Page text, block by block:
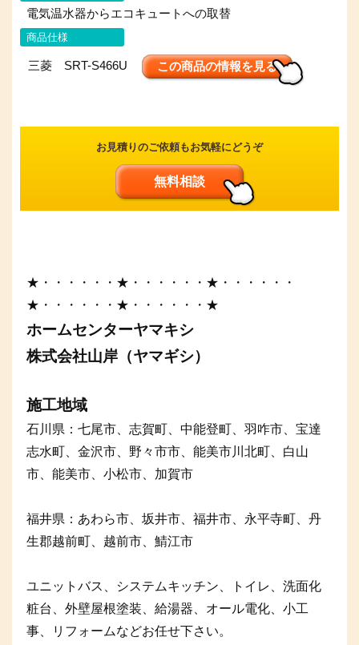
電気温水器からエコキュートへの取替
商品仕様
三菱 SRT-S466U この商品の情報を見る
お見積りのご依頼もお気軽にどうぞ
無料相談
★・・・・・・★・・・・・・★・・・・・・
★・・・・・・★・・・・・・★
ホームセンターヤマキシ
株式会社山岸（ヤマギシ）
施工地域
石川県：七尾市、志賀町、中能登町、羽咋市、宝達
志水町、金沢市、野々市市、能美市川北町、白山
市、能美市、小松市、加賀市
福井県：あわら市、坂井市、福井市、永平寺町、丹
生郡越前町、越前市、鯖江市
ユニットバス、システムキッチン、トイレ、洗面化
粧台、外壁屋根塗装、給湯器、オール電化、小工
事、リフォームなどお任せ下さい。